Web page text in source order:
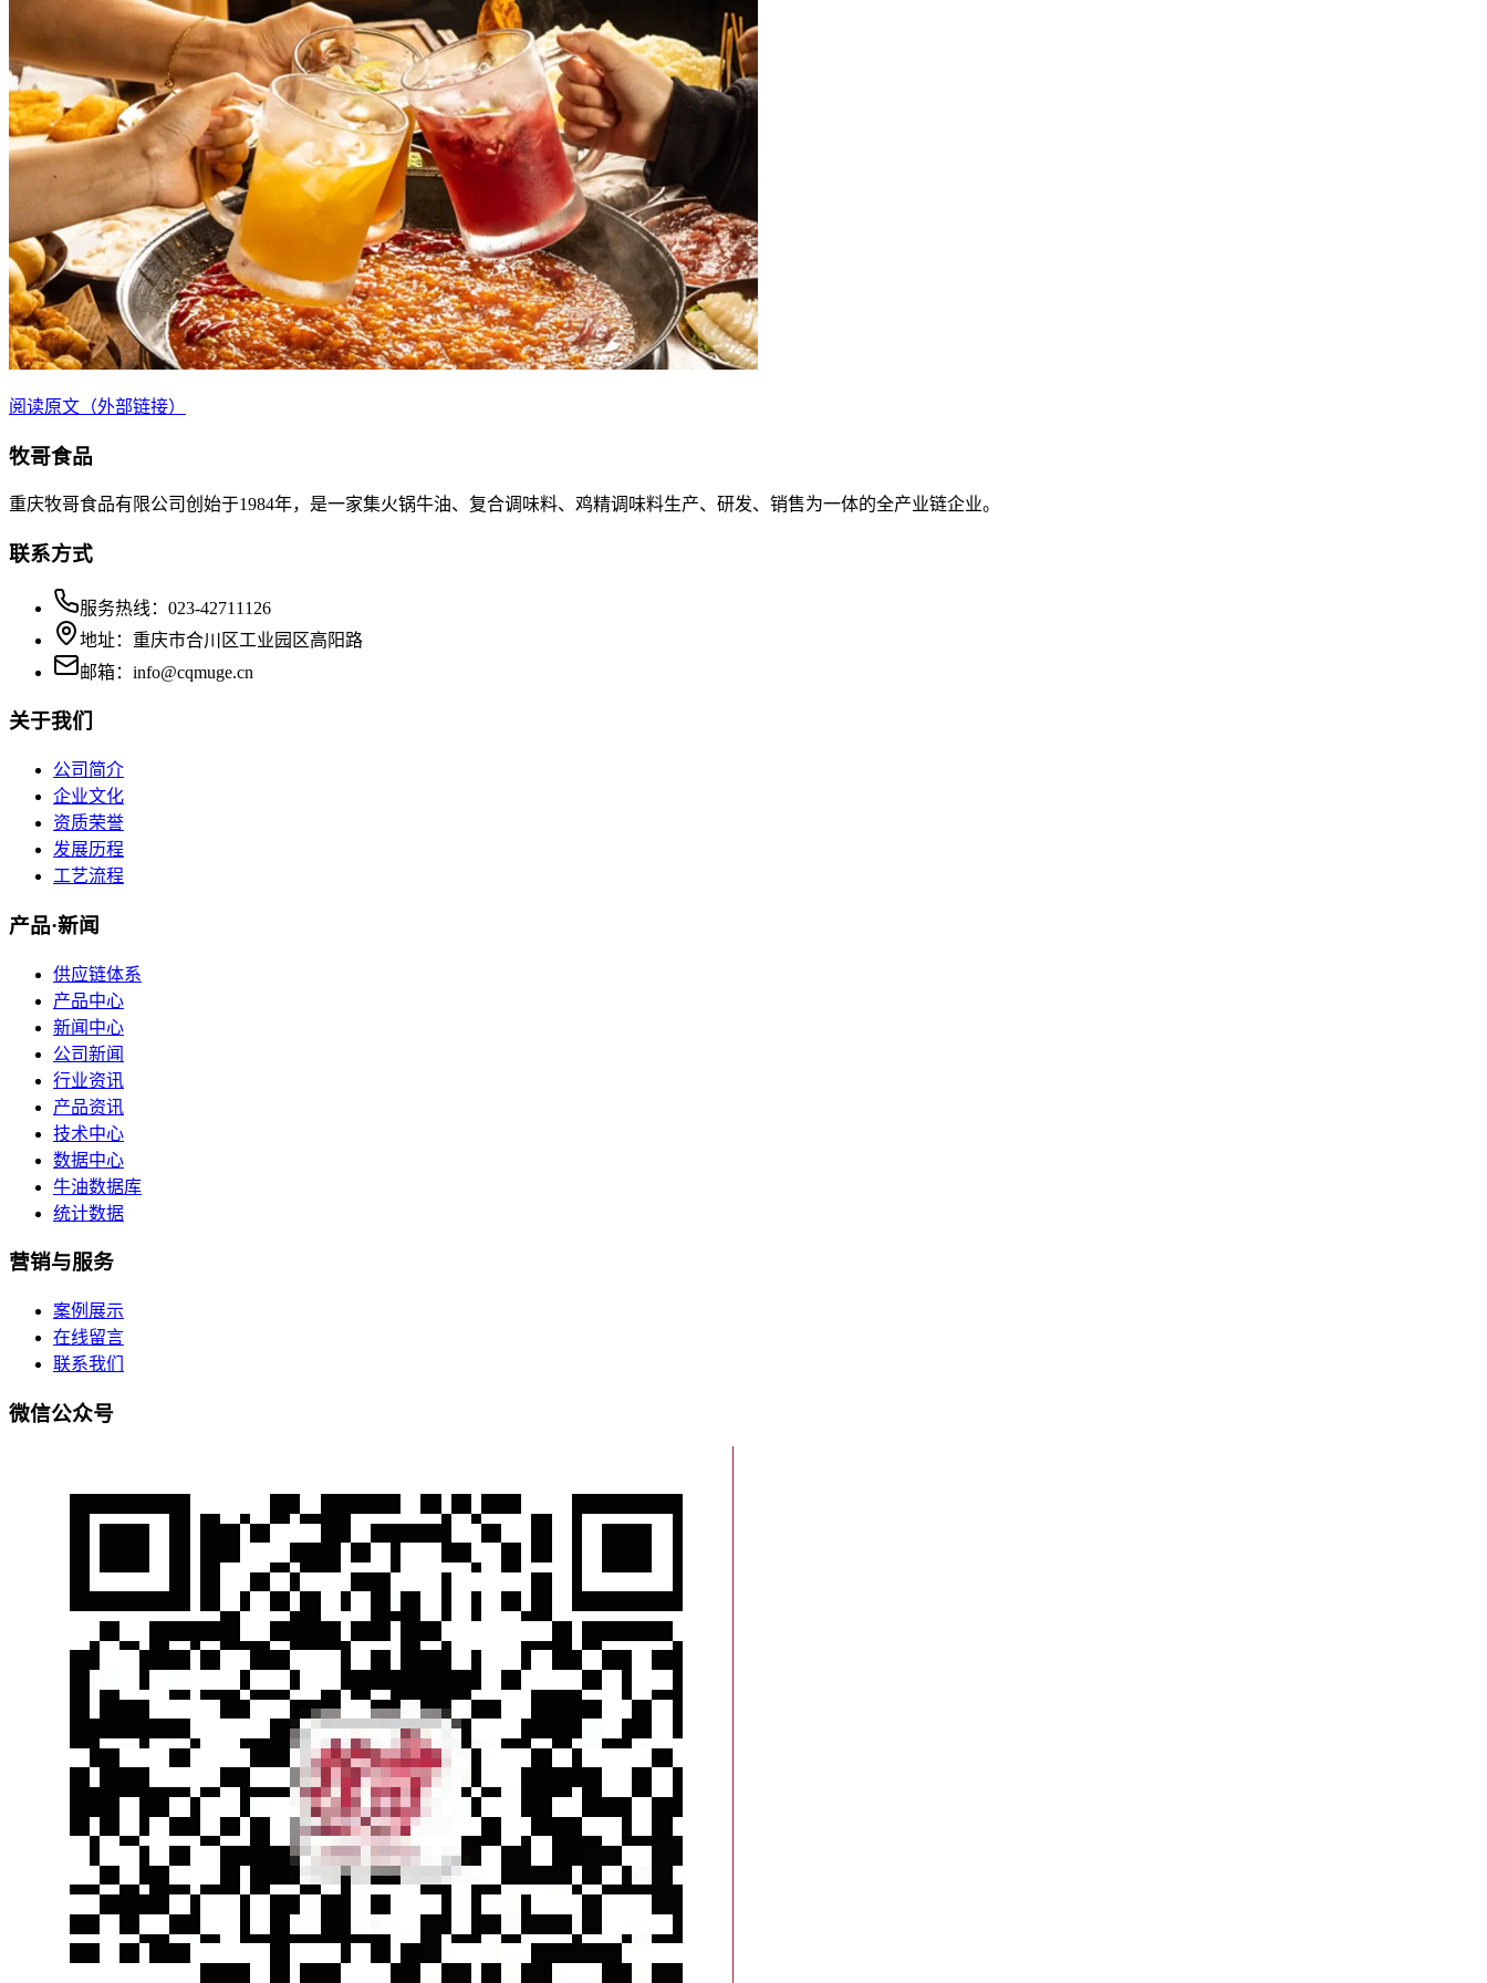
阅读原文（外部链接）
牧哥食品
重庆牧哥食品有限公司创始于1984年，是一家集火锅牛油、复合调味料、鸡精调味料生产、研发、销售为一体的全产业链企业。
联系方式
服务热线：023-42711126
地址：重庆市合川区工业园区高阳路
邮箱：info@cqmuge.cn
关于我们
公司简介
企业文化
资质荣誉
发展历程
工艺流程
产品·新闻
供应链体系
产品中心
新闻中心
公司新闻
行业资讯
产品资讯
技术中心
数据中心
牛油数据库
统计数据
营销与服务
案例展示
在线留言
联系我们
微信公众号